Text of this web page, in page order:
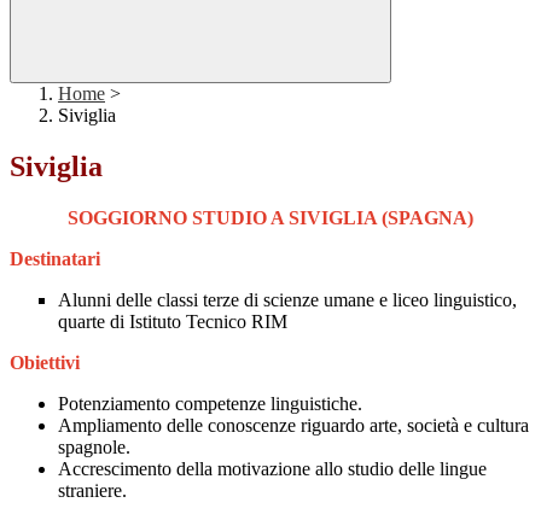
Home >
Siviglia
Siviglia
SOGGIORNO STUDIO A SIVIGLIA (SPAGNA)
Destinatari
Alunni delle classi terze di scienze umane e liceo linguistico,
quarte di Istituto Tecnico RIM
Obiettivi
Potenziamento competenze linguistiche.
Ampliamento delle conoscenze riguardo arte, società e cultura
spagnole.
Accrescimento della motivazione allo studio delle lingue
straniere.